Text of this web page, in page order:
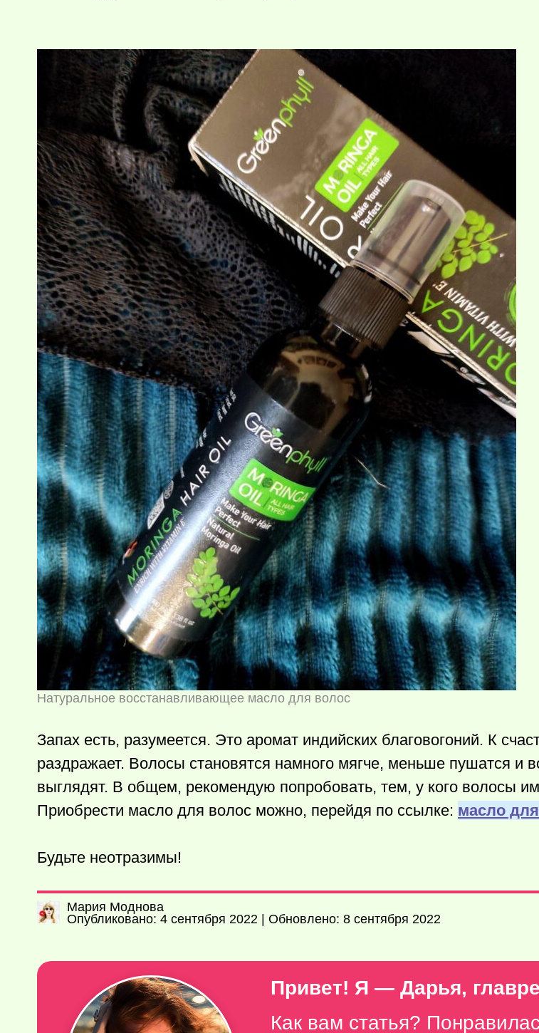
Натуральное восстанавливающее масло для волос
Запах есть, разумеется. Это аромат индийских благовогоний. К
раздражает. Волосы становятся намного мягче, меньше пушатся и
выглядят. В общем, рекомендую попробовать, тем, у кого волосы
Приобрести масло для волос можно, перейдя по ссылке: масло
Будьте неотразимы!
Мария Моднова
Опубликовано: 4 сентября 2022 | Обновлено: 8 сентября 2022
Привет! Я — Дарья,
Как вам статья?